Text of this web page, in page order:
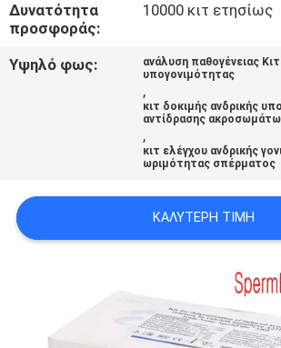
ΙΣΤΟΛΌΓΙΟ
ΑΠΌΣΠΑΣΜΑ
SITEMAP
Δυνατότητα
προσφοράς:
10000 κιτ ετησίως
Υψηλό φως:
ανάλυση παθογένειας
υπογονιμότητας
,
κιτ δοκιμής ανδρικής
αντίδρασης
,
κιτ ελέγχου ανδρικής
ωριμότητας σπέρματος
ΚΑΛΎΤΕΡΗ ΤΙΜΉ